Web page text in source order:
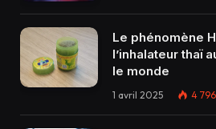
Le phénomène
l’inhalateur thaï
le monde
1 avril 2025 4 796